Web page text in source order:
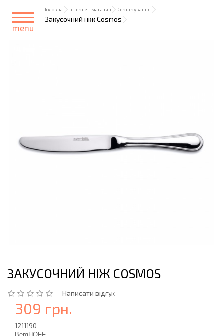
menu
Головна Інтернет-магазин Сервірування
Закусочний ніж Cosmos
ЗАКУСОЧНИЙ НІЖ COSMOS
Написати відгук
309 грн.
1211190
BergHOFF